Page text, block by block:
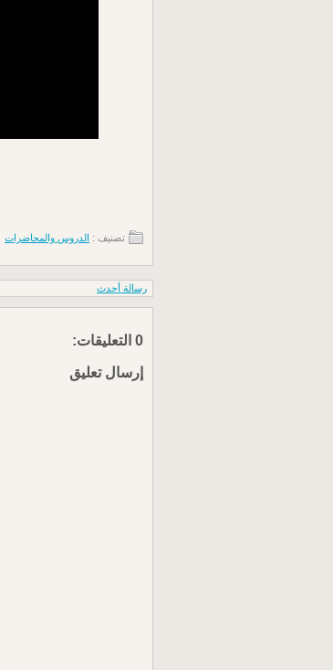
تصنيف : الدروس والمحاضرات
رسالة أحدث
0 التعليقات:
إرسال تعليق